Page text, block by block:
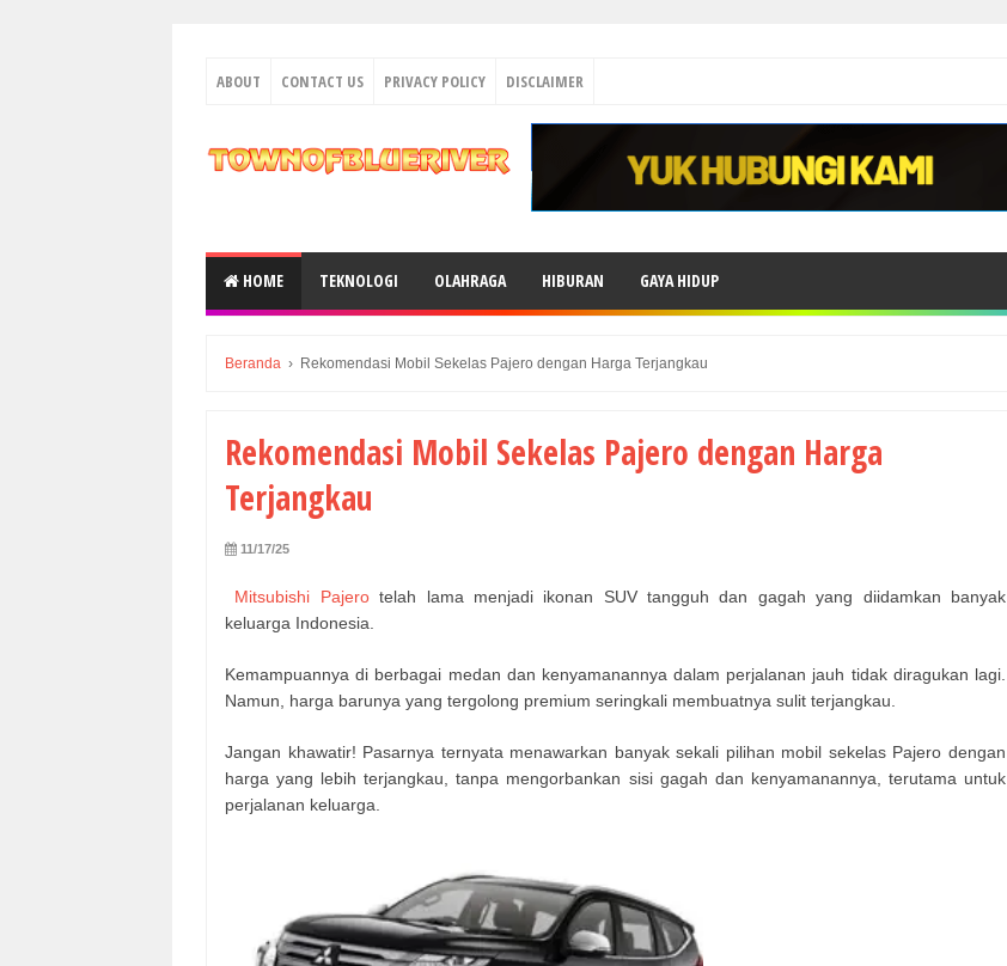
ABOUT CONTACT US PRIVACY POLICY DISCLAIMER
HOME TEKNOLOGI OLAHRAGA HIBURAN GAYA HIDUP
Beranda › Rekomendasi Mobil Sekelas Pajero dengan Harga Terjangkau
Rekomendasi Mobil Sekelas Pajero dengan Harga
Terjangkau
11/17/25
Mitsubishi Pajerotelah lama menjadi ikonan SUV tangguh dan gagah yang diidamkan banyak
keluarga Indonesia.
Kemampuannya di berbagai medan dan kenyamanannya dalam perjalanan jauh tidak diragukan lagi.
Namun, harga barunya yang tergolong premium seringkali membuatnya sulit terjangkau.
Jangan khawatir! Pasarnya ternyata menawarkan banyak sekali pilihan mobil sekelas Pajero dengan
harga yang lebih terjangkau, tanpa mengorbankan sisi gagah dan kenyamanannya, terutama untuk
perjalanan keluarga.